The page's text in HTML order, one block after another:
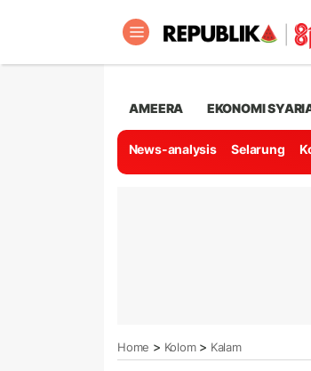
AMEERA EKONOMI
News-analysis Selarung
Home > Kolom> Kalam